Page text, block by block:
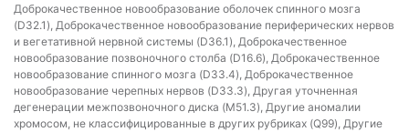
Доброкачественное новообразование оболочек спинного мозга
(D32.1), Доброкачественное новообразование периферических нервов
и вегетативной нервной системы (D36.1), Доброкачественное
новообразование позвоночного столба (D16.6), Доброкачественное
новообразование спинного мозга (D33.4), Доброкачественное
новообразование черепных нервов (D33.3), Другая уточненная
дегенерации межпозвоночного диска (M51.3), Другие аномалии
хромосом, не классифицированные в других рубриках (Q99), Другие